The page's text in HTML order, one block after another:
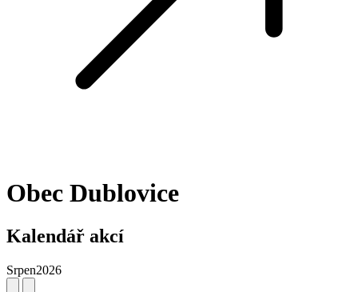
Obec Dublovice
Kalendář akcí
Srpen2026